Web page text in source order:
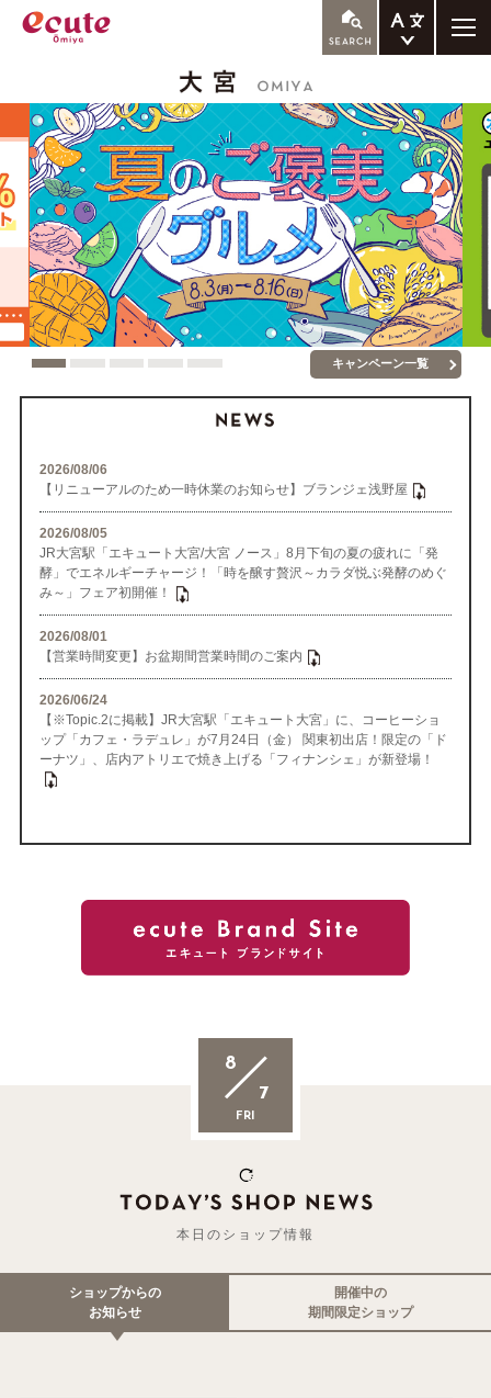
繁体中文
簡体中文
한국어
キャンペーン一覧
2026/08/06
【リニューアルのため一時休業のお知らせ】ブランジェ浅野屋
2026/08/05
JR大宮駅「エキュート大宮/大宮 ノース」8月下旬の夏の疲れに「発
酵」でエネルギーチャージ！「時を醸す贅沢～カラダ悦ぶ発酵のめぐ
み～」フェア初開催！
2026/08/01
【営業時間変更】お盆期間営業時間のご案内
2026/06/24
【※Topic.2に掲載】JR大宮駅「エキュート大宮」に、コーヒーショ
ップ「カフェ・ラデュレ」が7月24日（金） 関東初出店！限定の「ド
ーナツ」、店内アトリエで焼き上げる「フィナンシェ」が新登場！
8
7
FRI
本日のショップ情報
ショップからの
お知らせ
開催中の
期間限定ショップ